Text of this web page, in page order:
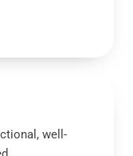
well-